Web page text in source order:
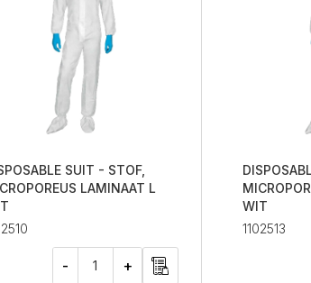
SUIT - STOF,
LAMINAAT L
- +
WIT
1102513